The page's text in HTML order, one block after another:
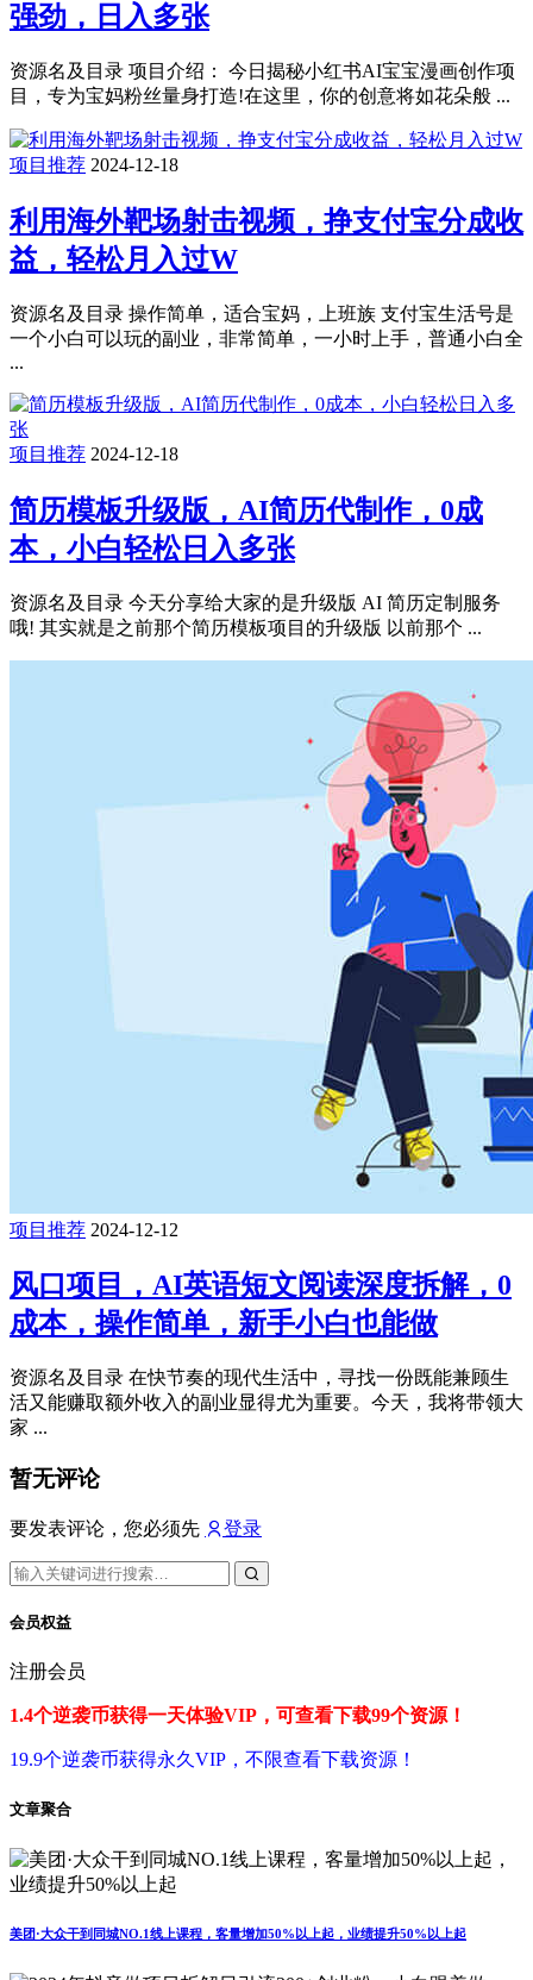
强劲，日入多张
资源名及目录 项目介绍： 今日揭秘小红书AI宝宝漫画创作项
目，专为宝妈粉丝量身打造!在这里，你的创意将如花朵般 ...
项目推荐 2024-12-18
利用海外靶场射击视频，挣支付宝分成收
益，轻松月入过W
资源名及目录 操作简单，适合宝妈，上班族 支付宝生活号是
一个小白可以玩的副业，非常简单，一小时上手，普通小白全
...
项目推荐 2024-12-18
简历模板升级版，AI简历代制作，0成
本，小白轻松日入多张
资源名及目录 今天分享给大家的是升级版 AI 简历定制服务
哦! 其实就是之前那个简历模板项目的升级版 以前那个 ...
项目推荐 2024-12-12
风口项目，AI英语短文阅读深度拆解，0
成本，操作简单，新手小白也能做
资源名及目录 在快节奏的现代生活中，寻找一份既能兼顾生
活又能赚取额外收入的副业显得尤为重要。今天，我将带领大
家 ...
暂无评论
要发表评论，您必须先 登录
会员权益
注册会员
1.4个逆袭币获得一天体验VIP，可查看下载99个资源！
19.9个逆袭币获得永久VIP，不限查看下载资源！
文章聚合
美团·大众干到同城NO.1线上课程，客量增加50%以上起，业绩提升50%以上起